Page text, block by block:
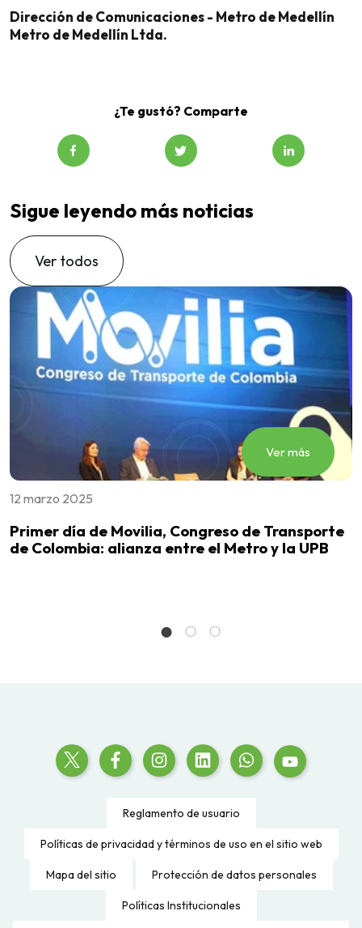
Dirección de Comunicaciones - Metro de Medellín
Metro de Medellín Ltda.
¿Te gustó? Comparte
Sigue leyendo más noticias
Ver todos
Ver más
12 marzo 2025
Primer día de Movilia, Congreso de Transporte
de Colombia: alianza entre el Metro y la UPB
Reglamento de usuario
Políticas de privacidad y términos de uso en el sitio web
Mapa del sitio Protección de datos personales
Políticas Institucionales